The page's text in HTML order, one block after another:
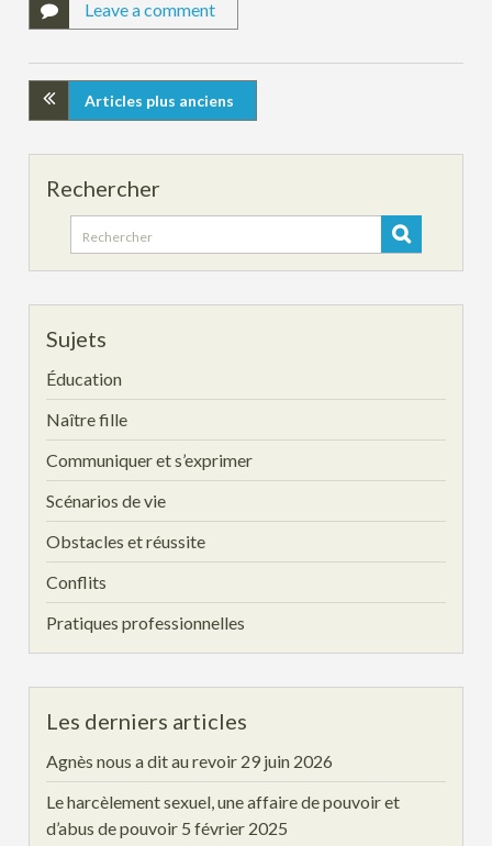
Leave a comment
Articles plus anciens
Rechercher
Search
for:
Sujets
Éducation
Naître fille
Communiquer et s’exprimer
Scénarios de vie
Obstacles et réussite
Conflits
Pratiques professionnelles
Les derniers articles
Agnès nous a dit au revoir 29 juin 2026
Le harcèlement sexuel, une affaire de pouvoir et
d’abus de pouvoir 5 février 2025